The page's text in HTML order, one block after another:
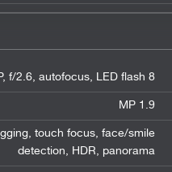
8 MP, f/2.6, autofocus, LED flash,
1.9 MP
touch focus, face/smile
detection, HDR, panorama